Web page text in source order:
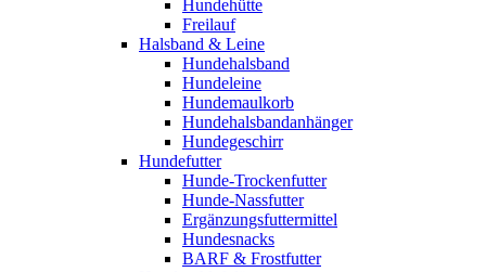
Hundehütte
Freilauf
Halsband & Leine
Hundehalsband
Hundeleine
Hundemaulkorb
Hundehalsbandanhänger
Hundegeschirr
Hundefutter
Hunde-Trockenfutter
Hunde-Nassfutter
Ergänzungsfuttermittel
Hundesnacks
BARF & Frostfutter